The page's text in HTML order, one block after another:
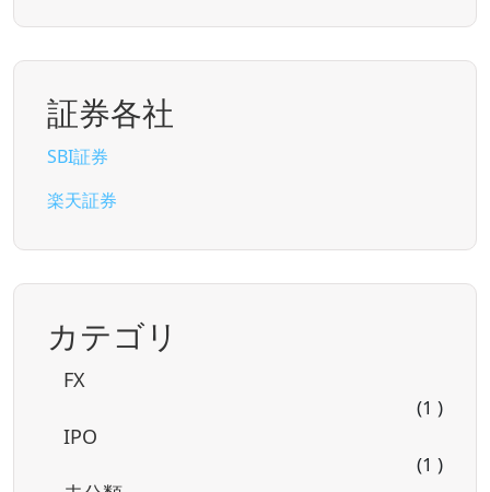
証券各社
SBI証券
楽天証券
カテゴリ
FX
(1 )
IPO
(1 )